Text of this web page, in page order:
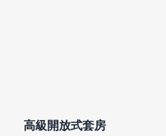
高級開放式套房